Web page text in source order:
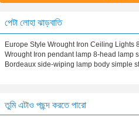
পেটা লোহা ঝাড়বাতি
Europe Style Wrought Iron Ceiling Lights
Wrought Iron pendant lamp 8-head lamp
Bordeaux side-wiping lamp body simple
তুমি এটাও পছন্দ করতে পারো